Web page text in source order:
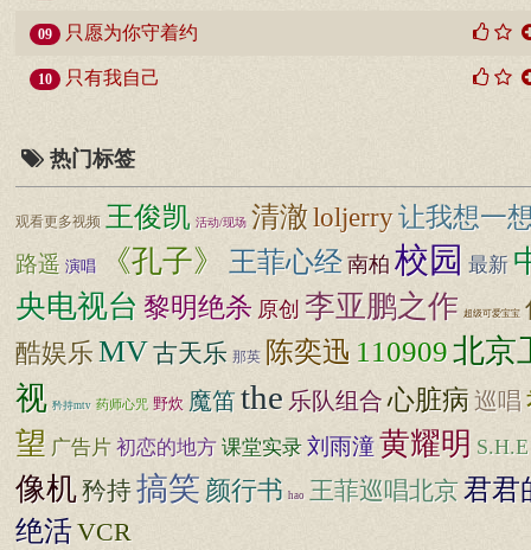
09 只愿为你守着约
10 只有我自己
热门标签
观看更多视频 王俊凯 活动/现场 清澈loljerry让我想一
路遥 演唱 《孔子》 王菲心经 南柏 校园 最新
央电视台 黎明绝杀 原创 李亚鹏之作 超级可爱宝宝
酷娱乐MV古天乐 那英 陈奕迅 110909北京
视 矜持mtv 药师心咒 野炊 魔笛the 乐队组合心脏病巡唱
望 广告片 初恋的地方 课堂实录 刘雨潼黄耀明 S.H.E
像机矜持搞笑 颜行书 hao 王菲巡唱北京君君
绝活VCR